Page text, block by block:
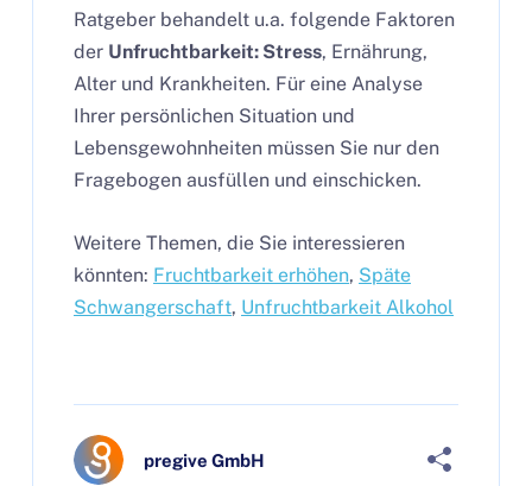
Ratgeber behandelt u.a. folgende Faktoren
der Unfruchtbarkeit: Stress, Ernährung,
Alter und Krankheiten. Für eine Analyse
Ihrer persönlichen Situation und
Lebensgewohnheiten müssen Sie nur den
Fragebogen ausfüllen und einschicken.
Weitere Themen, die Sie interessieren
könnten: Fruchtbarkeit erhöhen, Späte
Schwangerschaft, Unfruchtbarkeit Alkohol
pregive GmbH